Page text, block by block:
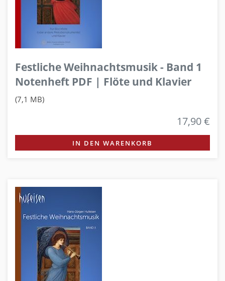
Festliche Weihnachtsmusik - Band 1
Notenheft PDF | Flöte und Klavier
(7,1 MB)
17,90 €
IN DEN WARENKORB